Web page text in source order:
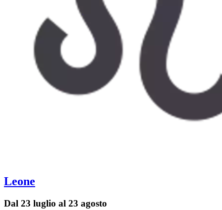
Leone
Dal 23 luglio al 23 agosto